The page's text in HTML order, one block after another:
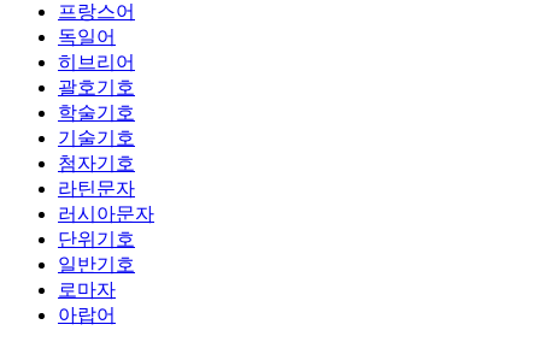
프랑스어
독일어
히브리어
괄호기호
학술기호
기술기호
첨자기호
라틴문자
러시아문자
단위기호
일반기호
로마자
아랍어